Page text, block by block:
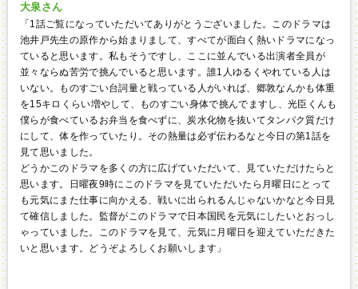
大泉さん
「1話ご覧になっていただいてありがとうございました。このドラマは
池井戸先生の原作から始まりまして、すべてが面白く熱いドラマになっ
ていると思います。私もそうですし、ここに並んでいる出演者全員が
並々ならぬ苦労で挑んでいると思います。誰1人ゆるくやれている人は
いない。ものすごい台詞量と戦っている人がいれば、郷敦なんかも体重
を15キロくらい増やして、ものすごい身体で挑んでますし、光臣くんも
僕らが食べているお弁当を食べずに、炭水化物を抜いてタンパク質だけ
にして、体を作っていたり。その熱量は必ず伝わるなと今日の第1話を
見て思いました。
どうかこのドラマを多くの方に広げていただいて、見ていただけたらと
思います。日曜夜9時にこのドラマを見ていただいたら月曜日にとって
も元気にまた仕事に向かえる、戦いに出られるんじゃないかなと今日見
て確信しました。監督がこのドラマで日本国民を元気にしたいとおっし
ゃっていました。このドラマを見て、元気に月曜日を迎えていただきた
いと思います。どうぞよろしくお願いします」